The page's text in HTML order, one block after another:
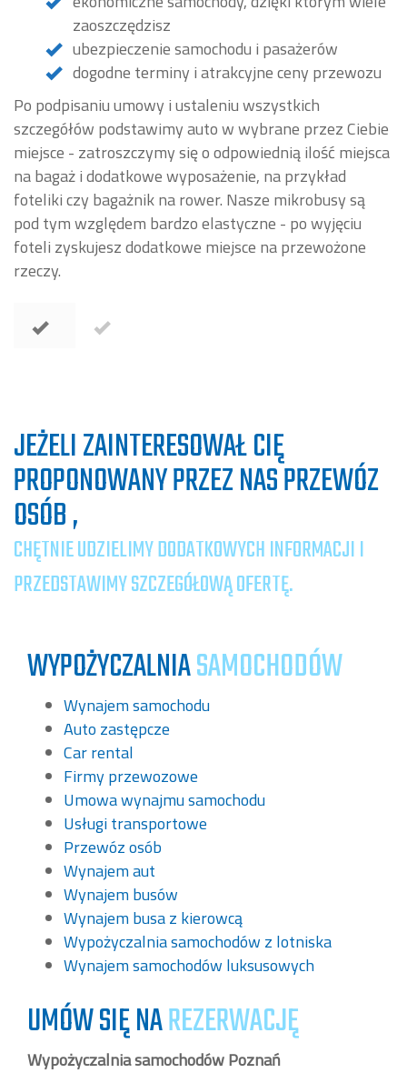
zaoszczędzisz
ubezpieczenie samochodu i pasażerów
dogodne terminy i atrakcyjne ceny przewozu
Po podpisaniu umowy i ustaleniu wszystkich
szczegółów podstawimy auto w wybrane przez Ciebie
miejsce - zatroszczymy się o odpowiednią ilość miejsca
na bagaż i dodatkowe wyposażenie, na przykład
foteliki czy bagażnik na rower. Nasze mikrobusy są
pod tym względem bardzo elastyczne - po wyjęciu
foteli zyskujesz dodatkowe miejsce na przewożone
rzeczy.
JEŻELI ZAINTERESOWAŁ CIĘ
PROPONOWANY PRZEZ NASPRZEWÓZ
OSÓB,
CHĘTNIE UDZIELIMY DODATKOWYCH INFORMACJI I
PRZEDSTAWIMY SZCZEGÓŁOWĄ OFERTĘ.
WYPOŻYCZALNIASAMOCHODÓW
Wynajem samochodu
Auto zastępcze
Car rental
Firmy przewozowe
Umowa wynajmu samochodu
Usługi transportowe
Przewóz osób
Wynajem aut
Wynajem busów
Wynajem busa z kierowcą
Wypożyczalnia samochodów z lotniska
Wynajem samochodów luksusowych
UMÓW SIĘ NAREZERWACJĘ
Wypożyczalnia samochodów Poznań